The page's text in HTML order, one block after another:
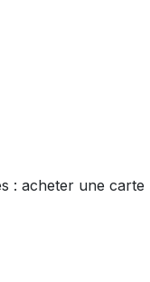
: acheter une